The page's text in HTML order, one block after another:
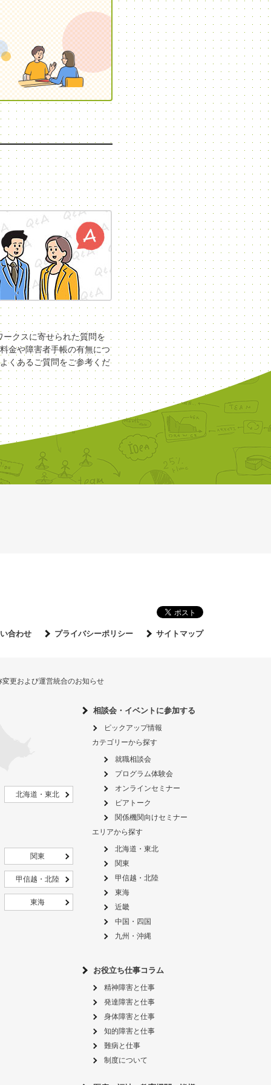
ークスに寄せられた質問を
金や障害者手帳の有無につ
くあるご質問をご参考くだ
合わせ プライバシーポリシー サイトマップ
更および運営統合のお知らせ
北海道・東北
関東
甲信越・北陸
東海
相談会・イベントに参加する
ピックアップ情報
カテゴリーから探す
就職相談会
プログラム体験会
オンラインセミナー
ピアトーク
関係機関向けセミナー
エリアから探す
北海道・東北
関東
甲信越・北陸
東海
近畿
中国・四国
九州・沖縄
お役立ち仕事コラム
精神障害と仕事
発達障害と仕事
身体障害と仕事
知的障害と仕事
難病と仕事
制度について